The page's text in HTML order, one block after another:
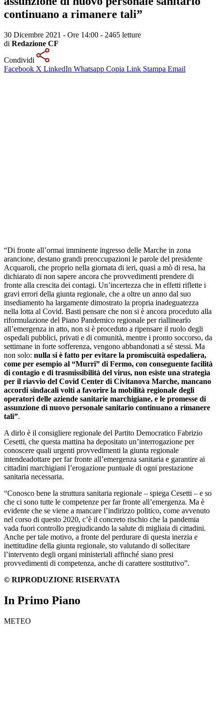
continuano a rimanere tali”
30 Dicembre 2021 - Ore 14:00 - 2465 letture
di Redazione CF
Condividi
Facebook X LinkedIn Whatsapp Copia Link Stampa Email
“Di fronte all’ormai imminente ingresso delle Marche in zona
arancione, destano grandi preoccupazioni le parole del presidente
Acquaroli, che proprio nella giornata di ieri, quasi a mò di resa, ha
dichiarato di non sapere ancora che provvedimenti prendere di
fronte alla crescita dei contagi. Un’incertezza che in effetti riflette i
gravi errori della giunta regionale, che a oltre un anno dal suo
insediamento ha largamente dimostrato la propria inadeguatezza
nella lotta al Covid. Basti pensare che non si è ancora proceduto alla
riformulazione del Piano Pandemico regionale per riallinearlo
all’emergenza in atto, non si è proceduto a ripensare il ruolo degli
ospedali pubblici, privati e di comunità, mentre i pronto soccorso, da
settimane in forte sofferenza, vengono abbandonati a sé stessi. Ma
non solo: nulla si è fatto per evitare la promiscuità ospedaliera,
come per esempio al “Murri” di Fermo, con conseguente facilità
di contagio e di trasmissibilità del virus, non esiste una strategia
per il riavvio del Covid Center di Civitanova Marche, mancano
accordi sindacali volti a favorire la mobilità regionale degli
operatori delle aziende sanitarie marchigiane, e le promesse di
assunzione di nuovo personale sanitario continuano a rimanere
tali”.
A dirlo è il consigliere regionale del Partito Democratico Fabrizio
Cesetti, che questa mattina ha depositato un’interrogazione per
conoscere quali urgenti provvedimenti la giunta regionale
intendeadottare per far fronte all’emergenza sanitaria e garantire ai
cittadini marchigiani l’erogazione puntuale di ogni prestazione
sanitaria necessaria.
“Conosco bene la struttura sanitaria regionale – spiega Cesetti – e so
che ci sono tutte le competenze per far fronte all’emergenza. Ma è
evidente che se viene a mancare l’indirizzo politico, come avvenuto
nel corso di questo 2020, c’è il concreto rischio che la pandemia
vada fuori controllo pregiudicando la salute di migliaia di cittadini.
Anche per tale motivo, a fronte del perdurare di questa inerzia e
inettitudine della giunta regionale, sto valutando di sollecitare
l’intervento degli organi ministeriali affinché siano presi
provvedimenti di competenza, anche di carattere sostitutivo”.
© RIPRODUZIONE RISERVATA
In Primo Piano
METEO